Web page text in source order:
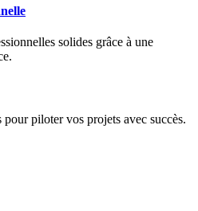
solides grâce à une
piloter vos projets avec succès.